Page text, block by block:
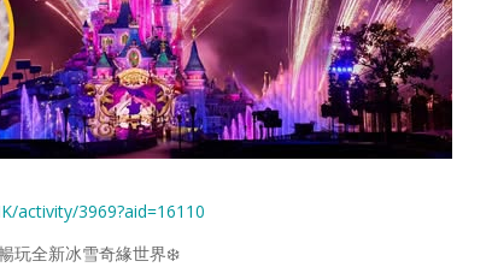
activity/3969?aid=16110
玩全新冰雪奇緣世界❄️